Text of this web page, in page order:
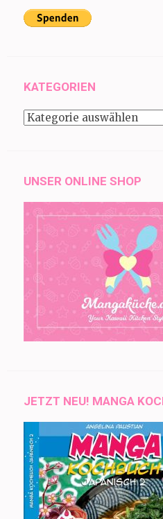
KATEGORIEN
Kategorien
UNSER ONLINE SHOP
JETZT NEU! MANGA